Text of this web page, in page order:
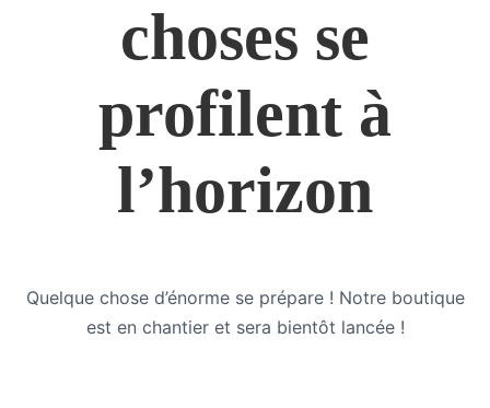
choses se
profilent à
l’horizon
Quelque chose d’énorme se prépare ! Notre boutique
est en chantier et sera bientôt lancée !